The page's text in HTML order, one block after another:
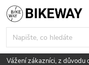
Přejít
na
obsah
Vážení zákazníci, z důvodu